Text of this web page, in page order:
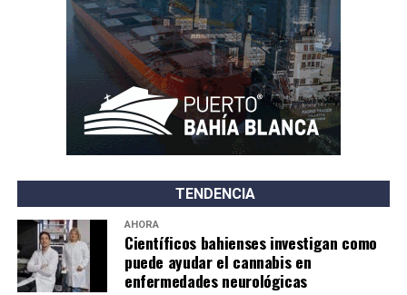
TENDENCIA
AHORA
Científicos bahienses investigan como
puede ayudar el cannabis en
enfermedades neurológicas